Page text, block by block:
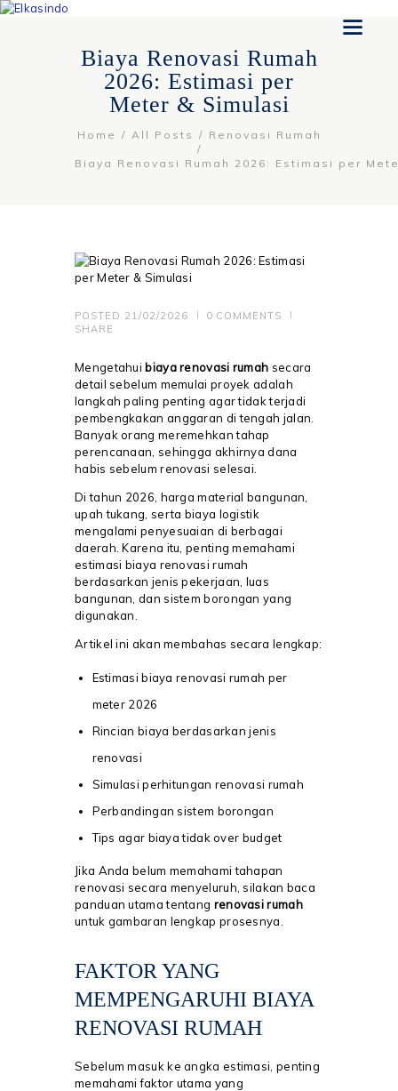
Biaya Renovasi Rumah
2026: Estimasi per
Meter & Simulasi
Home All Posts Renovasi Rumah
Biaya Renovasi Rumah 2026: Estimasi per
POSTED 21/02/2026 0 COMMENTS
SHARE
Mengetahui biaya renovasi rumah secara
detail sebelum memulai proyek adalah
langkah paling penting agar tidak terjadi
pembengkakan anggaran di tengah jalan.
Banyak orang meremehkan tahap
perencanaan, sehingga akhirnya dana
habis sebelum renovasi selesai.
Di tahun 2026, harga material bangunan,
upah tukang, serta biaya logistik
mengalami penyesuaian di berbagai
daerah. Karena itu, penting memahami
estimasi biaya renovasi rumah
berdasarkan jenis pekerjaan, luas
bangunan, dan sistem borongan yang
digunakan.
Artikel ini akan membahas secara lengkap:
Estimasi biaya renovasi rumah per
meter 2026
Rincian biaya berdasarkan jenis
renovasi
Simulasi perhitungan renovasi rumah
Perbandingan sistem borongan
Tips agar biaya tidak over budget
Jika Anda belum memahami tahapan
renovasi secara menyeluruh, silakan baca
panduan utama tentang renovasi rumah
untuk gambaran lengkap prosesnya.
FAKTOR YANG
MEMPENGARUHI BIAYA
RENOVASI RUMAH
Sebelum masuk ke angka estimasi, penting
memahami faktor utama yang